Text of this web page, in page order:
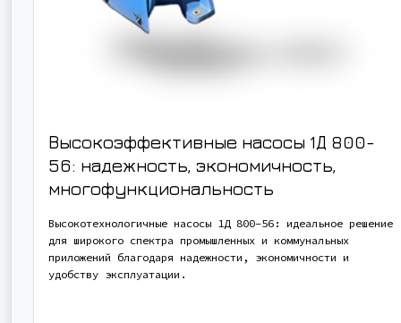
Высокоэффективные насосы 1Д 800-
56: надежность, экономичность,
многофункциональность
Высокотехнологичные насосы 1Д 800-56: идеальное решение
для широкого спектра промышленных и коммунальных
приложений благодаря надежности, экономичности и
удобству эксплуатации.